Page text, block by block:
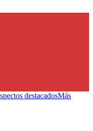
destacadosMás